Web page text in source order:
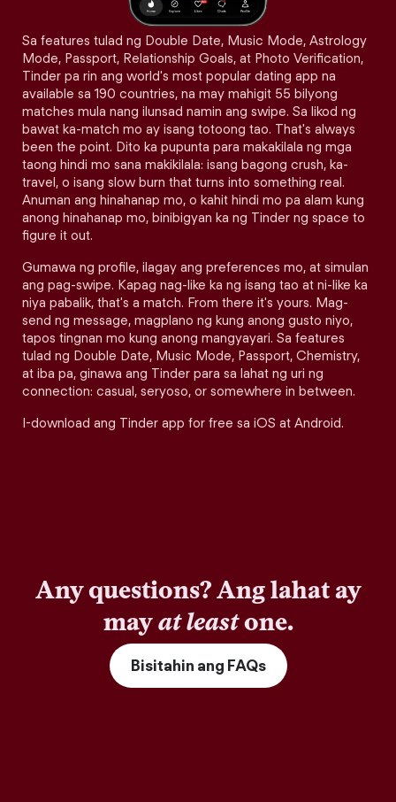
Sa features tulad ng Double Date, Music Mode, Astrology
Mode, Passport, Relationship Goals, at Photo Verification,
Tinder pa rin ang world's most popular dating app na
available sa 190 countries, na may mahigit 55 bilyong
matches mula nang ilunsad namin ang swipe. Sa likod ng
bawat ka-match mo ay isang totoong tao. That's always
been the point. Dito ka pupunta para makakilala ng mga
taong hindi mo sana makikilala: isang bagong crush, ka-
travel, o isang slow burn that turns into something real.
Anuman ang hinahanap mo, o kahit hindi mo pa alam kung
anong hinahanap mo, binibigyan ka ng Tinder ng space to
figure it out.
Gumawa ng profile, ilagay ang preferences mo, at simulan
ang pag-swipe. Kapag nag-like ka ng isang tao at ni-like ka
niya pabalik, that's a match. From there it's yours. Mag-
send ng message, magplano ng kung anong gusto niyo,
tapos tingnan mo kung anong mangyayari. Sa features
tulad ng Double Date, Music Mode, Passport, Chemistry,
at iba pa, ginawa ang Tinder para sa lahat ng uri ng
connection: casual, seryoso, or somewhere in between.
I-download ang Tinder app for free sa iOS at Android.
Any questions? Ang lahat ay
mayat leastone.
Bisitahin ang FAQs